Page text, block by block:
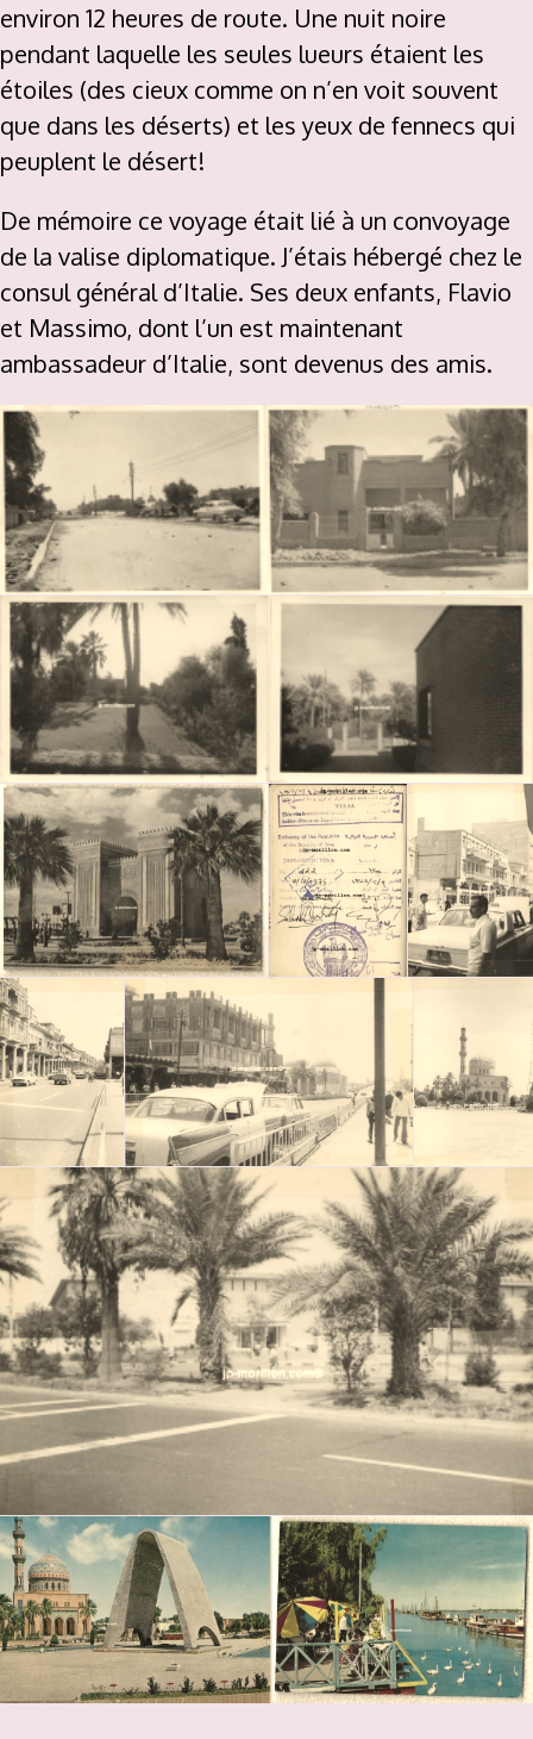
environ 12 heures de route. Une nuit noire
pendant laquelle les seules lueurs étaient les
étoiles (des cieux comme on n’en voit souvent
que dans les déserts) et les yeux de fennecs qui
peuplent le désert!
De mémoire ce voyage était lié à un convoyage
de la valise diplomatique. J’étais hébergé chez le
consul général d’Italie. Ses deux enfants, Flavio
et Massimo, dont l’un est maintenant
ambassadeur d’Italie, sont devenus des amis.